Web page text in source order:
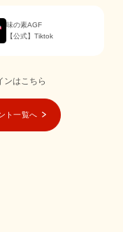
味の素AGF
【公式】Tiktok
ンはこちら
ト一覧へ